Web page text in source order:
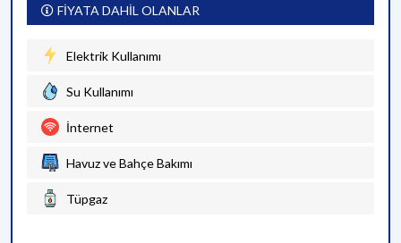
FİYATA DAHİL OLANLAR
Elektrik Kullanımı
Su Kullanımı
İnternet
Havuz ve Bahçe Bakımı
Tüpgaz